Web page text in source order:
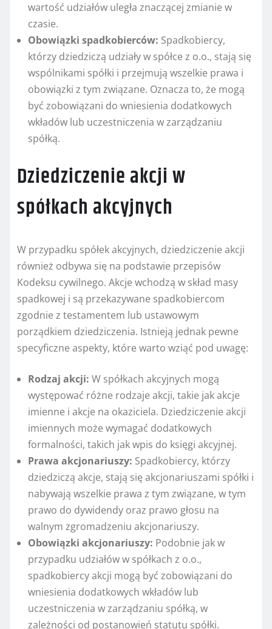
wartość udziałów uległa znaczącej zmianie w
czasie.
Obowiązki spadkobierców: Spadkobiercy,
którzy dziedziczą udziały w spółce z o.o., stają się
wspólnikami spółki i przejmują wszelkie prawa i
obowiązki z tym związane. Oznacza to, że mogą
być zobowiązani do wniesienia dodatkowych
wkładów lub uczestniczenia w zarządzaniu
spółką.
Dziedziczenie akcji w
spółkach akcyjnych
W przypadku spółek akcyjnych, dziedziczenie akcji
również odbywa się na podstawie przepisów
Kodeksu cywilnego. Akcje wchodzą w skład masy
spadkowej i są przekazywane spadkobiercom
zgodnie z testamentem lub ustawowym
porządkiem dziedziczenia. Istnieją jednak pewne
specyficzne aspekty, które warto wziąć pod uwagę:
Rodzaj akcji: W spółkach akcyjnych mogą
występować różne rodzaje akcji, takie jak akcje
imienne i akcje na okaziciela. Dziedziczenie akcji
imiennych może wymagać dodatkowych
formalności, takich jak wpis do księgi akcyjnej.
Prawa akcjonariuszy: Spadkobiercy, którzy
dziedziczą akcje, stają się akcjonariuszami spółki i
nabywają wszelkie prawa z tym związane, w tym
prawo do dywidendy oraz prawo głosu na
walnym zgromadzeniu akcjonariuszy.
Obowiązki akcjonariuszy: Podobnie jak w
przypadku udziałów w spółkach z o.o.,
spadkobiercy akcji mogą być zobowiązani do
wniesienia dodatkowych wkładów lub
uczestniczenia w zarządzaniu spółką, w
zależności od postanowień statutu spółki.